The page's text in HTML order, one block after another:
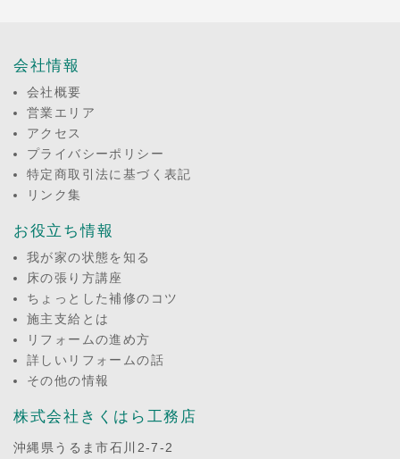
会社情報
会社概要
営業エリア
アクセス
プライバシーポリシー
特定商取引法に基づく表記
リンク集
お役立ち情報
我が家の状態を知る
床の張り方講座
ちょっとした補修のコツ
施主支給とは
リフォームの進め方
詳しいリフォームの話
その他の情報
株式会社きくはら工務店
沖縄県うるま市石川2-7-2